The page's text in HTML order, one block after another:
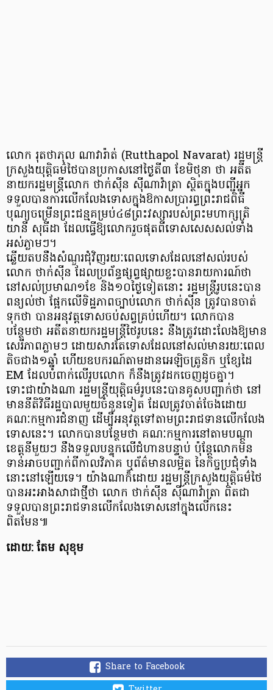
លោក រុតថាភុល ណាវារ៉ាត់ (Rutthapol Navarat) រដ្ឋមន្ត្រី
ក្រសួងយុត្តិធម៌ថៃបានប្រកាសនៅថ្ងៃតី៣ ខែមិថុនា ថា អតីត
នាយករដ្ឋមន្ត្រីលោក ថាក់ស៊ីន ស៊ីណាវ៉ាត្រា ស្ថិតក្នុងបញ្ជីអ្នក
ទទួលបានការលើកលែងទោសក្នុងឱកាសប្រារព្ធព្រះរាជពិធី
បុណ្យចម្រើនព្រះជន្មគម្រប់៤៨ព្រះវស្សារបស់ព្រះមហាក្សត្រិ
យានី សុធីដា ដែលធ្វើឱ្យលោករួចផុតពីទោសសេសសល់ទាំង
អស់ភ្លាមៗ។
ឆ្លើយតបនឹងសំណួរជុំវិញរយៈពេលទោសដែលនៅសល់របស់
លោក ថាក់ស៊ីន ដែលប្រព័ន្ធផ្សព្វផ្សាយខ្លះបានរាយការណ៍ថា
នៅសល់ប្រមាណ១ខែ និង១០ថ្ងៃទៀតនោះ រដ្ឋមន្ត្រីរូបនេះបាន
ពន្យល់ថា ផ្អែកលើទិដ្ឋភាពច្បាប់លោក ថាក់ស៊ីន ត្រូវបានចាត់
ទុកថា បានអនុវត្តទោសចប់សព្វគ្រប់ហើយ។ លោកបាន
បន្ថែមថា អតីតនាយករដ្ឋមន្ត្រីថៃរូបនេះ នឹងត្រូវដោះលែងឱ្យមាន
សេរីភាពភ្លាមៗ ដោយសារតែទោសដែលនៅសល់មានរយៈពេល
តិចជាង១ឆ្នាំ ហើយឧបករណ៍តាមដានអេឡិចត្រូនិក ឬខ្សែដៃ
EM ដែលបំពាក់លើរូបលោក ក៏នឹងត្រូវដកចេញដូចគ្នា។
ទោះជាយ៉ាងណា រដ្ឋមន្ត្រីយុត្តិធម៌រូបនេះបានគូសបញ្ជាក់ថា នៅ
មាននីតិវិធីរដ្ឋបាលមួយចំនួនទៀត ដែលត្រូវចាត់ចែងដោយ
គណៈកម្មការជំនាញ ដើម្បីអនុវត្តទៅតាមព្រះរាជទានលើកលែង
ទោសនេះ។ លោកបានបន្ថែមថា គណៈកម្មការនៅតាមបណ្តា
ខេត្តនីមួយៗ នឹងទទួលបន្ទុកលើជំហានបន្ទាប់ ប៉ុន្តែលោកមិន
ទាន់អាចបញ្ជាក់ពីកាលវិភាគ ឬព័ត៌មានលម្អិត នៃកិច្ចប្រជុំទាំង
នោះនៅឡើយទេ។ យ៉ាងណាក៏ដោយ រដ្ឋមន្ត្រីក្រសួងយុត្តិធម៌ថៃ
បានអះអាងសាជាថ្មីថា លោក ថាក់ស៊ីន ស៊ីណាវ៉ាត្រា ពិតជា
ទទួលបានព្រះរាជទានលើកលែងទោសនៅក្នុងលើកនេះ
ពិតមែន៕
ដោយ: តែម សុខុម
Share to Facebook